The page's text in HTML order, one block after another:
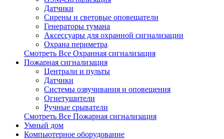
Датчики
Сирены и световые оповещатели
Генераторы тумана
Аксессуары для охранной сигнализации
Охрана периметра
Смотреть Все Охранная сигнализация
Пожарная сигнализация
Централи и пульты
Датчики
Системы озвучивания и оповещения
Огнетушители
Ручные срыватели
Смотреть Все Пожарная сигнализация
Умный дом
Компьютерное оборудование